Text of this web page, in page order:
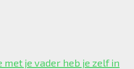
met je vader heb je zelf in